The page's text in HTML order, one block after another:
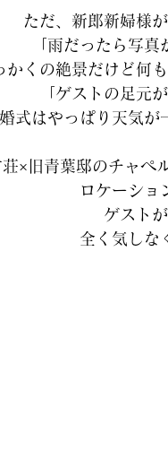
ただ、新郎新婦様
「雨だったら写真
かくの絶景だけど何
「ゲストの足元
式はやっぱり天気が
荘×旧青葉邸のチャペ
ロケーショ
ゲスト
全く気しな